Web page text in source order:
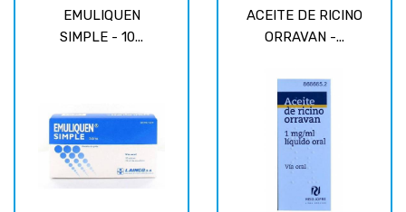
EMULIQUEN
SIMPLE - 10...
ACEITE DE RICINO
ORRAVAN -...